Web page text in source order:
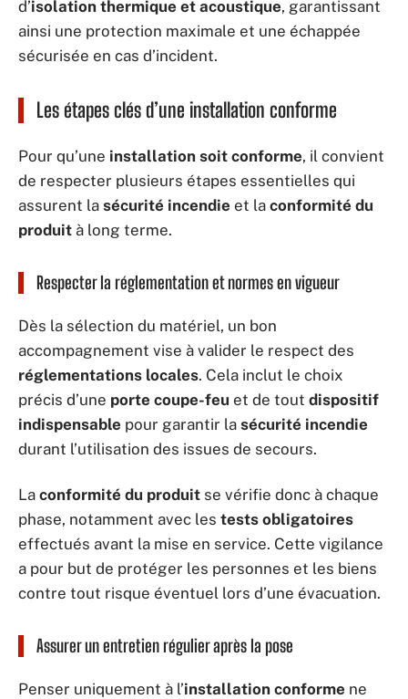
d’isolation thermique et acoustique, garantissant
ainsi une protection maximale et une échappée
sécurisée en cas d’incident.
Les étapes clés d’une installation conforme
Pour qu’une installation soit conforme, il convient
de respecter plusieurs étapes essentielles qui
assurent la sécurité incendie et la conformité du
produit à long terme.
Respecter la réglementation et normes en vigueur
Dès la sélection du matériel, un bon
accompagnement vise à valider le respect des
réglementations locales. Cela inclut le choix
précis d’une porte coupe-feu et de tout dispositif
indispensable pour garantir la sécurité incendie
durant l’utilisation des issues de secours.
La conformité du produit se vérifie donc à chaque
phase, notamment avec les tests obligatoires
effectués avant la mise en service. Cette vigilance
a pour but de protéger les personnes et les biens
contre tout risque éventuel lors d’une évacuation.
Assurer un entretien régulier après la pose
Penser uniquement à l’installation conforme ne